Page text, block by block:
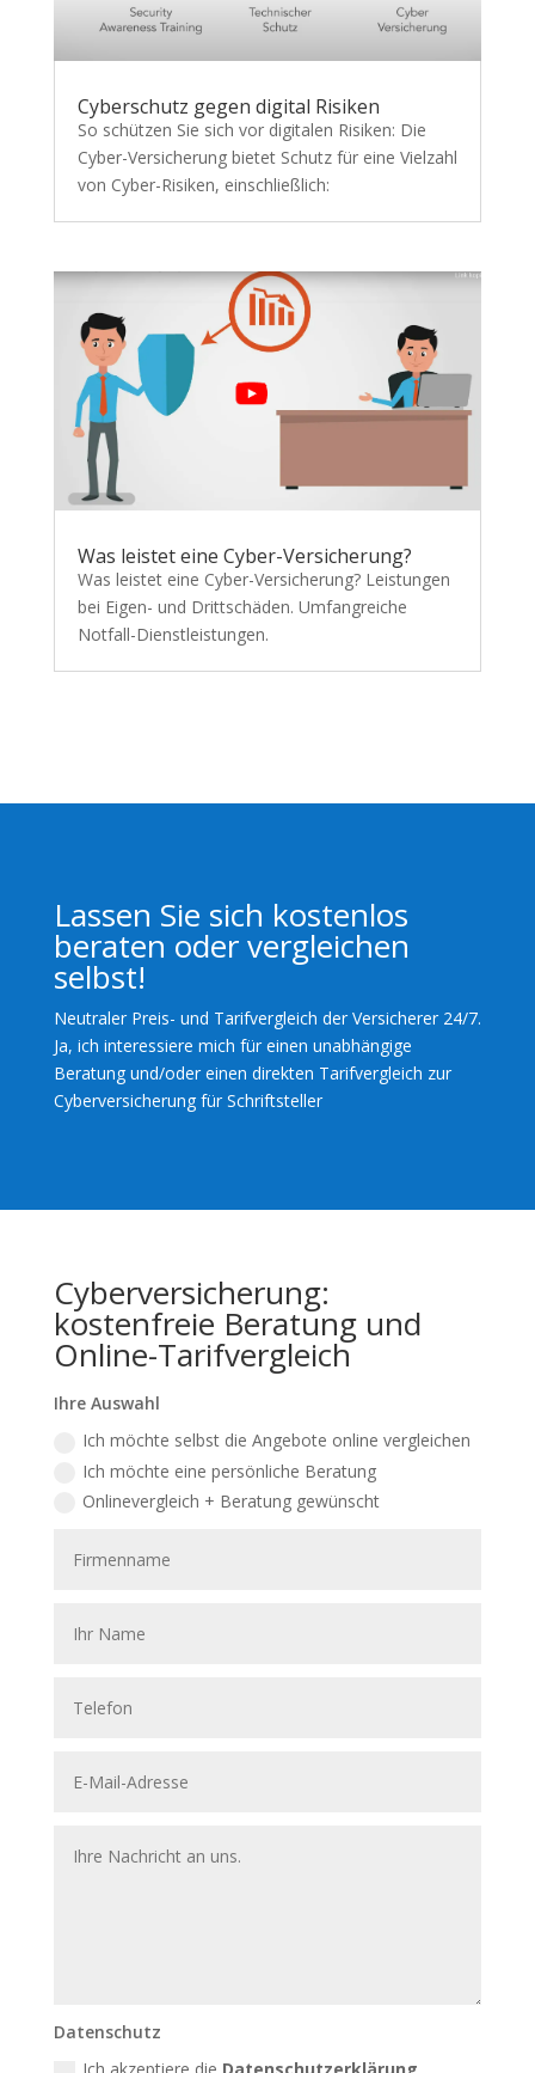
Cyberschutz gegen digital Risiken
So schützen Sie sich vor digitalen Risiken: Die
Cyber-Versicherung bietet Schutz für eine Vielzahl
von Cyber-Risiken, einschließlich:
Was leistet eine Cyber-Versicherung?
Was leistet eine Cyber-Versicherung? Leistungen
bei Eigen- und Drittschäden. Umfangreiche
Notfall-Dienstleistungen.
Lassen Sie sich kostenlos
beraten oder vergleichen
selbst!
Neutraler Preis- und Tarifvergleich der Versicherer 24/7.
Ja, ich interessiere mich für einen unabhängige
Beratung und/oder einen direkten Tarifvergleich zur
Cyberversicherung für Schriftsteller
Cyberversicherung:
kostenfreie Beratung und
Online-Tarifvergleich
Ihre Auswahl
Ich möchte selbst die Angebote online vergleichen
Ich möchte eine persönliche Beratung
Onlinevergleich + Beratung gewünscht
Datenschutz